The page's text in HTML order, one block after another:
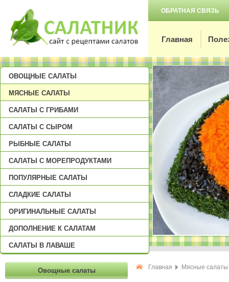
ОБРАТНАЯ СВЯЗЬ
Главная
ОВОЩНЫЕ САЛАТЫ
МЯСНЫЕ САЛАТЫ
САЛАТЫ С ГРИБАМИ
САЛАТЫ С СЫРОМ
РЫБНЫЕ САЛАТЫ
САЛАТЫ С МОРЕПРОДУКТАМИ
ПОПУЛЯРНЫЕ САЛАТЫ
СЛАДКИЕ САЛАТЫ
ОРИГИНАЛЬНЫЕ САЛАТЫ
ДОПОЛНЕНИЕ К САЛАТАМ
САЛАТЫ В ЛАВАШЕ
Овощные салаты Главная Мясные салаты